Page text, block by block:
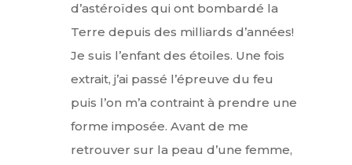
d’astéroïdes qui ont bombardé la
Terre depuis des milliards d’années!
Je suis l’enfant des étoiles. Une fois
extrait, j’ai passé l’épreuve du feu
puis l’on m’a contraint à prendre une
forme imposée. Avant de me
retrouver sur la peau d’une femme,